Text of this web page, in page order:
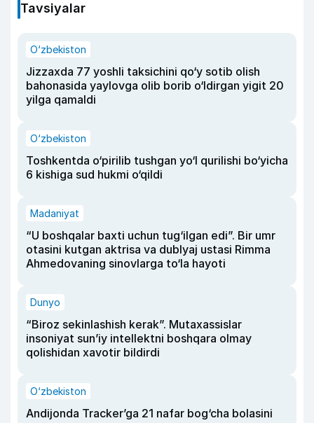
Tavsiyalar
O‘zbekiston
Jizzaxda 77 yoshli taksichini qo‘y sotib olish
bahonasida yaylovga olib borib o‘ldirgan yigit 20
yilga qamaldi
O‘zbekiston
Toshkentda o‘pirilib tushgan yo‘l qurilishi bo‘yicha
6 kishiga sud hukmi o‘qildi
Madaniyat
“U boshqalar baxti uchun tug‘ilgan edi”. Bir umr
otasini kutgan aktrisa va dublyaj ustasi Rimma
Ahmedovaning sinovlarga to‘la hayoti
Dunyo
“Biroz sekinlashish kerak”. Mutaxassislar
insoniyat sun’iy intellektni boshqara olmay
qolishidan xavotir bildirdi
O‘zbekiston
Andijonda Tracker’ga 21 nafar bog‘cha bolasini